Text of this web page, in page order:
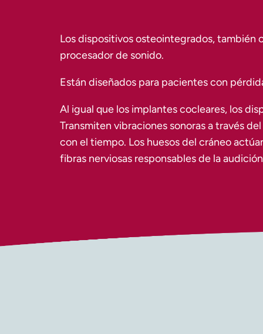
Los dispositivos osteointegrados,
procesador de sonido.
Están diseñados para pacientes con
Al igual que los implantes cocleares, los
Transmiten vibraciones sonoras a través
con el tiempo. Los huesos del cráneo
fibras nerviosas responsables de la